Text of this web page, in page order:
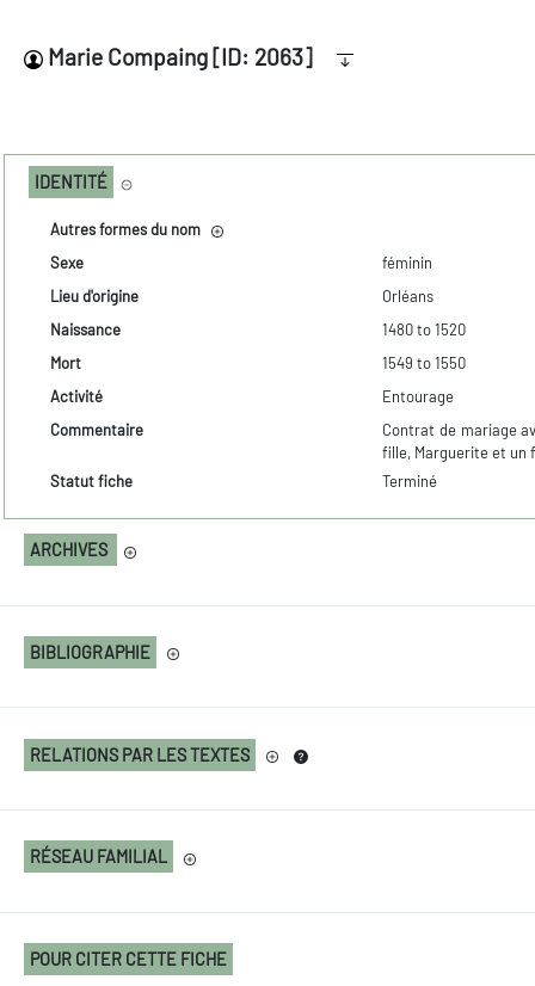
Marie Compaing [ID: 2063]
IDENTITÉ
Autres formes du nom
Sexe
féminin
Lieu d'origine
Orléans
Naissance
1480 to 1520
Mort
1549 to 1550
Activité
Entourage
Commentaire
Contrat de mariage
fille, Marguerite et un
Statut fiche
Terminé
ARCHIVES
BIBLIOGRAPHIE
RELATIONS PAR LES TEXTES
RÉSEAU FAMILIAL
POUR CITER CETTE FICHE